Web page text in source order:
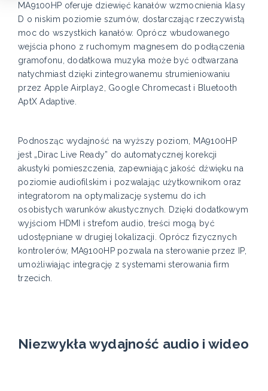
MA9100HP oferuje dziewięć kanałów wzmocnienia klasy
D o niskim poziomie szumów, dostarczając rzeczywistą
moc do wszystkich kanałów. Oprócz wbudowanego
wejścia phono z ruchomym magnesem do podłączenia
gramofonu, dodatkowa muzyka może być odtwarzana
natychmiast dzięki zintegrowanemu strumieniowaniu
przez Apple Airplay2, Google Chromecast i Bluetooth
AptX Adaptive.
Podnosząc wydajność na wyższy poziom, MA9100HP
jest „Dirac Live Ready” do automatycznej korekcji
akustyki pomieszczenia, zapewniając jakość dźwięku na
poziomie audiofilskim i pozwalając użytkownikom oraz
integratorom na optymalizację systemu do ich
osobistych warunków akustycznych. Dzięki dodatkowym
wyjściom HDMI i strefom audio, treści mogą być
udostępniane w drugiej lokalizacji. Oprócz fizycznych
kontrolerów, MA9100HP pozwala na sterowanie przez IP,
umożliwiając integrację z systemami sterowania firm
trzecich.
Niezwykła wydajność audio i wideo